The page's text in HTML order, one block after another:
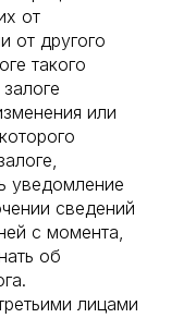
от
от другого
такого
или
уведомление
сведений
с момента,
об
лицами